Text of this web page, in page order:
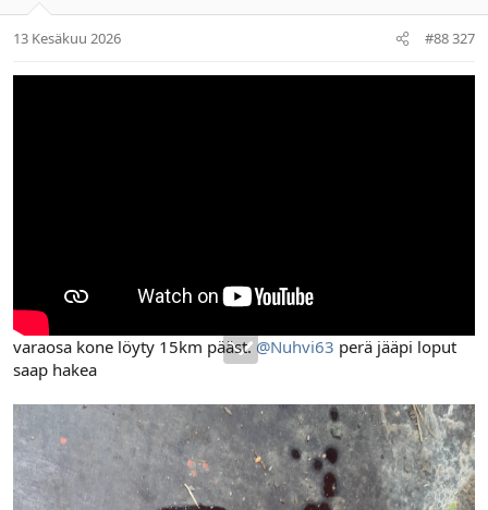
13 Kesäkuu 2026 #88 327
varaosa kone löyty 15km pääst. @Nuhvi63 perä jääpi loput
saap hakea